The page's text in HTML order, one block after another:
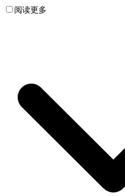
阅读更多